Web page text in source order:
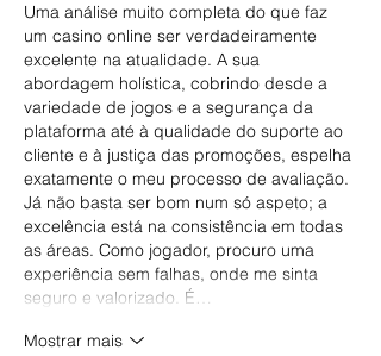
Uma análise muito completa do que faz
um casino online ser verdadeiramente
excelente na atualidade. A sua
abordagem holística, cobrindo desde a
variedade de jogos e a segurança da
plataforma até à qualidade do suporte ao
cliente e à justiça das promoções, espelha
exatamente o meu processo de avaliação.
Já não basta ser bom num só aspeto; a
excelência está na consistência em todas
as áreas. Como jogador, procuro uma
experiência sem falhas, onde me sinta
seguro e valorizado. É…
Mostrar mais